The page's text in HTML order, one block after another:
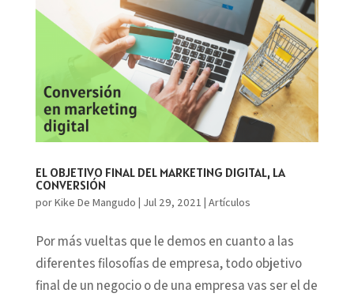
EL OBJETIVO FINAL DEL MARKETING DIGITAL, LA
CONVERSIÓN
porKike De Mangudo | Jul 29, 2021 | Artículos
Por más vueltas que le demos en cuanto a las
diferentes filosofías de empresa, todo objetivo
final de un negocio o de una empresa vas ser el de